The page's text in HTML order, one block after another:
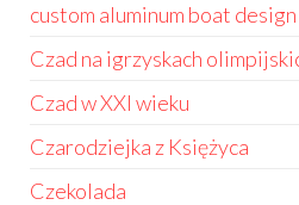
custom aluminum boat design
Czad na igrzyskach
Czad w XXI wieku
Czarodziejka z Księżyca
Czekolada